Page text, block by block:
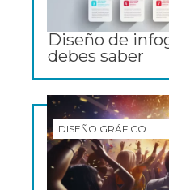
Diseño de
debes saber
DISEÑO GRÁFICO